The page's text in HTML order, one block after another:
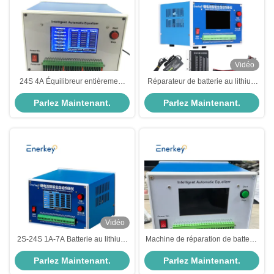
24S 4A Équilibreur entièrement
automatique intelligent Mesure de
tension de la batterie Lifepo4
Parlez Maintenant.
Vidéo
Réparateur de batterie au lithium
Enerkey 1A-7A Équilibreur
automatique intelligent pour
magasin de batterie au lithium
Parlez Maintenant.
Vidéo
2S-24S 1A-7A Batterie au lithium
Équilibreur de décharge
automatique intelligent pour
batterie Li-ion/Lifepo4/Lto
Parlez Maintenant.
Machine de réparation de batterie
NCM / LFP 2-24S 3A 4A
équilibreur de décharge
automatique intelligent
Parlez Maintenant.